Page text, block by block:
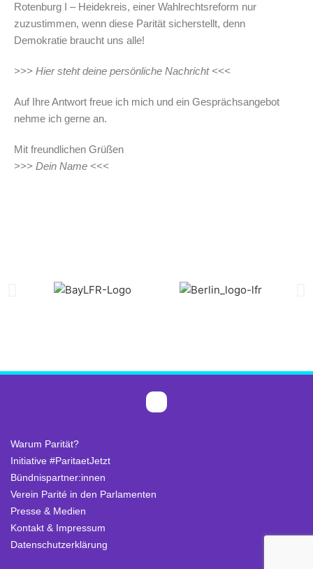
Rotenburg I – Heidekreis, einer Wahlrechtsreform nur
zuzustimmen, wenn diese Parität sicherstellt, denn
Demokratie braucht uns alle!
>>> Hier steht deine persönliche Nachricht <<<
Auf Ihre Antwort freue ich mich und ein Gesprächsangebot
nehme ich gerne an.
Mit freundlichen Grüßen
>>> Dein Name <<<
Warum Parität?
Initiative #ParitaetJetzt
Bündnispartner:innen
Verein Parité in den Parlamenten
Presse & Medien
Kontakt & Impressum
Datenschutzerklärung